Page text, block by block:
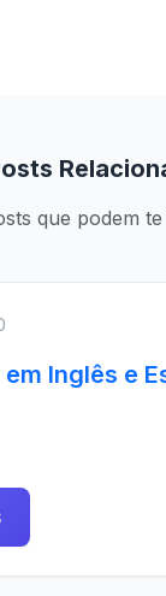
que podem
Inglês e